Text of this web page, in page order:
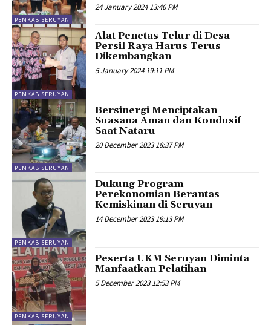
PEMKAB SERUYAN
24 January 2024 13:46 PM
PEMKAB SERUYAN
Alat Penetas Telur di Desa
Persil Raya Harus Terus
Dikembangkan
5 January 2024 19:11 PM
PEMKAB SERUYAN
Bersinergi Menciptakan
Suasana Aman dan Kondusif
Saat Nataru
20 December 2023 18:37 PM
PEMKAB SERUYAN
Dukung Program
Perekonomian Berantas
Kemiskinan di Seruyan
14 December 2023 19:13 PM
PEMKAB SERUYAN
Peserta UKM Seruyan Diminta
Manfaatkan Pelatihan
5 December 2023 12:53 PM